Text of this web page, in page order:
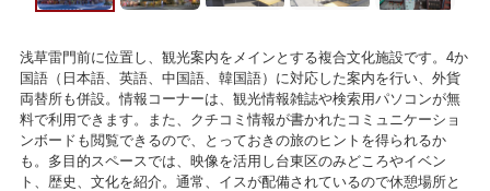
浅草雷門前に位置し、観光案内をメインとする複合文化施設です。4か
国語（日本語、英語、中国語、韓国語）に対応した案内を行い、外貨
両替所も併設。情報コーナーは、観光情報雑誌や検索用パソコンが無
料で利用できます。また、クチコミ情報が書かれたコミュニケーショ
ンボードも閲覧できるので、とっておきの旅のヒントを得られるか
も。多目的スペースでは、映像を活用し台東区のみどころやイベン
ト、歴史、文化を紹介。通常、イスが配備されているので休憩場所と